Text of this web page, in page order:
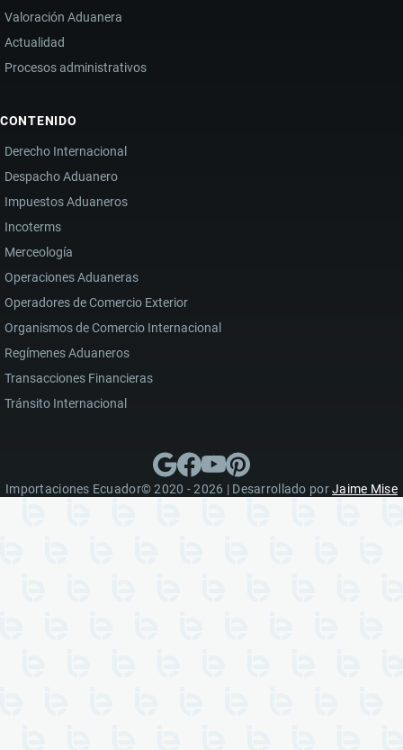
Valoración Aduanera
Actualidad
Procesos administrativos
CONTENIDO
Derecho Internacional
Despacho Aduanero
Impuestos Aduaneros
Incoterms
Merceología
Operaciones Aduaneras
Operadores de Comercio Exterior
Organismos de Comercio Internacional
Regímenes Aduaneros
Transacciones Financieras
Tránsito Internacional
Importaciones Ecuador© 2020 - 2026 | Desarrollado porJaime Mise